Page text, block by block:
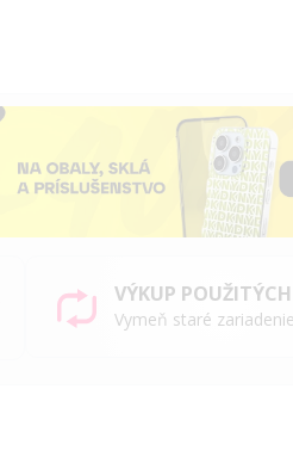
VÝKUP
Vymeň staré